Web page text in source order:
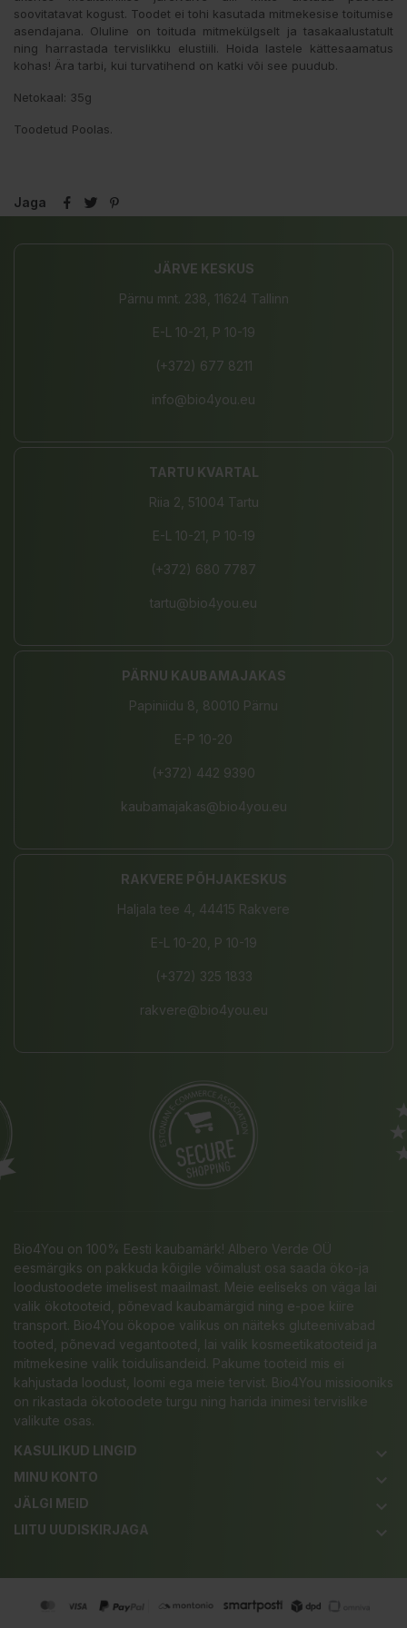
soovitatavat kogust. Toodet ei tohi kasutada mitmekesise toitumise
asendajana. Oluline on toituda mitmekülgselt ja tasakaalustatult
ning harrastada tervislikku elustiili. Hoida lastele kättesaamatus
kohas! Ära tarbi, kui turvatihend on katki või see puudub.
Netokaal: 35g
Toodetud Poolas.
Jaga
JÄRVE KESKUS
Pärnu mnt. 238, 11624 Tallinn
E-L 10-21, P 10-19
(+372) 677 8211
info@bio4you.eu
TARTU KVARTAL
Riia 2, 51004 Tartu
E-L 10-21, P 10-19
(+372) 680 7787
tartu@bio4you.eu
PÄRNU KAUBAMAJAKAS
Papiniidu 8, 80010 Pärnu
E-P 10-20
(+372) 442 9390
kaubamajakas@bio4you.eu
RAKVERE PÕHJAKESKUS
Haljala tee 4, 44415 Rakvere
E-L 10-20, P 10-19
(+372) 325 1833
rakvere@bio4you.eu
Bio4You on 100% Eesti kaubamärk! Albero Verde OÜ
eesmärgiks on pakkuda kõigile võimalust osa saada öko-ja
loodustoodete imelisest maailmast. Meie eeliseks on väga lai
valik ökotooteid, põnevad kaubamärgid ning e-poe kiire
transport. Bio4You ökopoe valikus on näiteks gluteenivabad
tooted, põnevad vegantooted, lai valik kosmeetikatooteid ja
mitmekesine valik toidulisandeid. Pakume tooteid mis ei
kahjustada loodust, loomi ega meie tervist. Bio4You missiooniks
on rikastada ökotoodete turgu ning harida inimesi tervislike
valikute osas.
KASULIKUD LINGID
keyboard_arrow_down
MINU KONTO keyboard_arrow_down
JÄLGI MEID keyboard_arrow_down
LIITU UUDISKIRJAGA keyboard_arrow_down